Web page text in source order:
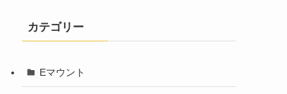
カテゴリー
Eマウント